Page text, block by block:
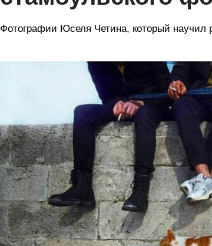
Фотографии Юселя Четина, который научил